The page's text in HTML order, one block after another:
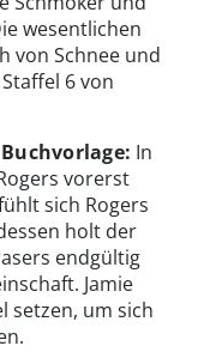
wesentlichen
von Schnee und
6 von
In
vorerst
sich Rogers
holt der
endgültig
Jamie
setzen, um sich